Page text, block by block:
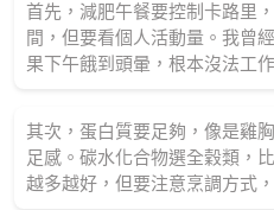
首先，減肥午餐要控制卡路里
間，但要看個人活動量。我曾
果下午餓到頭暈，根本沒法工
其次，蛋白質要足夠，像是雞
足感。碳水化合物選全穀類，
越多越好，但要注意烹調方式